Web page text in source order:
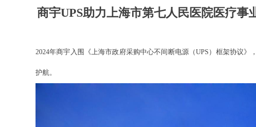
商宇UPS助力上海市第七人民医院医疗事
2024年商宇入围《上海市政府采购中心不间断电源（UPS）框架协议》
护航。